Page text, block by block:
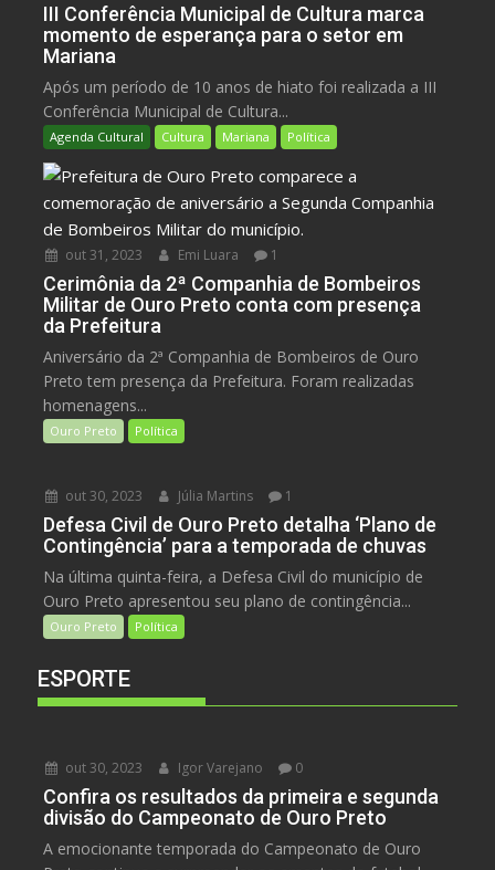
III Conferência Municipal de Cultura marca
momento de esperança para o setor em
Mariana
Após um período de 10 anos de hiato foi realizada a III
Conferência Municipal de Cultura...
Agenda Cultural Cultura Mariana Política
out 31, 2023 Emi Luara 1
Cerimônia da 2ª Companhia de Bombeiros
Militar de Ouro Preto conta com presença
da Prefeitura
Aniversário da 2ª Companhia de Bombeiros de Ouro
Preto tem presença da Prefeitura. Foram realizadas
homenagens...
Ouro Preto Política
out 30, 2023 Júlia Martins 1
Defesa Civil de Ouro Preto detalha ‘Plano de
Contingência’ para a temporada de chuvas
Na última quinta-feira, a Defesa Civil do município de
Ouro Preto apresentou seu plano de contingência...
Ouro Preto Política
ESPORTE
out 30, 2023 Igor Varejano 0
Confira os resultados da primeira e segunda
divisão do Campeonato de Ouro Preto
A emocionante temporada do Campeonato de Ouro